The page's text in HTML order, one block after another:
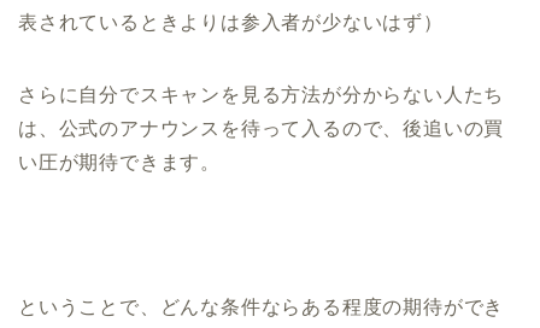
表されているときよりは参入者が少ないはず）
さらに自分でスキャンを見る方法が分からない人たち
は、公式のアナウンスを待って入るので、後追いの買
い圧が期待できます。
ということで、どんな条件ならある程度の期待ができ